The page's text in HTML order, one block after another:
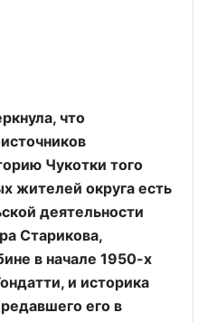
что
Чукотки того
жителей округа есть
деятельности
Старикова,
в начале 1950-х
и историка
его в